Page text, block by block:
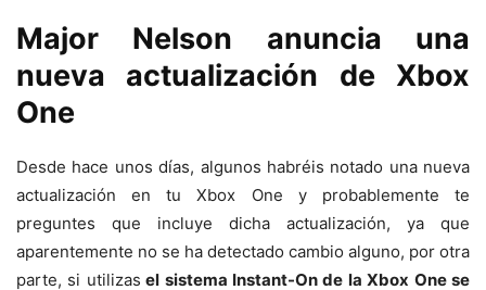
Major Nelson anuncia una
nueva actualización de Xbox
One
Desde hace unos días, algunos habréis notado una nueva
actualización en tu Xbox One y probablemente te
preguntes que incluye dicha actualización, ya que
aparentemente no se ha detectado cambio alguno, por otra
parte, si utilizas el sistema Instant-On de la Xbox One se